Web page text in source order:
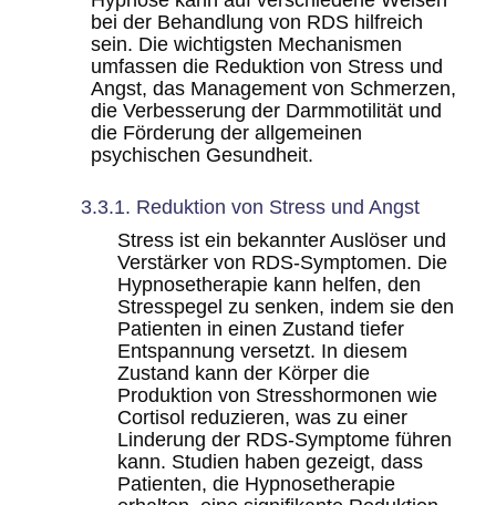
bei der Behandlung von RDS hilfreich
sein. Die wichtigsten Mechanismen
umfassen die Reduktion von Stress und
Angst, das Management von Schmerzen,
die Verbesserung der Darmmotilität und
die Förderung der allgemeinen
psychischen Gesundheit.
3.3.1. Reduktion von Stress und Angst
Stress ist ein bekannter Auslöser und
Verstärker von RDS-Symptomen. Die
Hypnosetherapie kann helfen, den
Stresspegel zu senken, indem sie den
Patienten in einen Zustand tiefer
Entspannung versetzt. In diesem
Zustand kann der Körper die
Produktion von Stresshormonen wie
Cortisol reduzieren, was zu einer
Linderung der RDS-Symptome führen
kann. Studien haben gezeigt, dass
Patienten, die Hypnosetherapie